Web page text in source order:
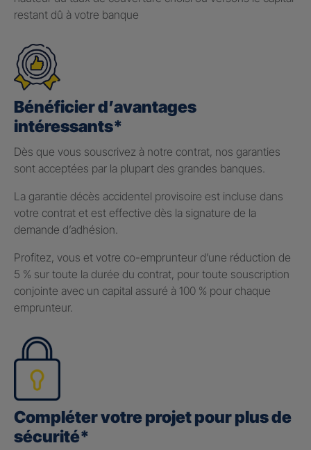
restant dû à votre banque
Bénéficier d’avantages
intéressants*
Dès que vous souscrivez à notre contrat, nos garanties
sont acceptées par la plupart des grandes banques.
La garantie décès accidentel provisoire est incluse dans
votre contrat et est effective dès la signature de la
demande d’adhésion.
Profitez, vous et votre co-emprunteur d’une réduction de
5 % sur toute la durée du contrat, pour toute souscription
conjointe avec un capital assuré à 100 % pour chaque
emprunteur.
Compléter votre projet pour plus de
sécurité*